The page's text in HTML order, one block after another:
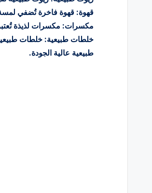
قهوة: قهوة فاخرة تُضفي لمسة
مكسرات: مكسرات لذيذة
خلطات طبيعية: خلطات
طبيعية عالية الجودة.